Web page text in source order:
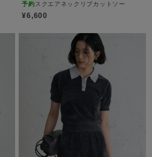
予約スクエアネックリブカットソー
¥6,600